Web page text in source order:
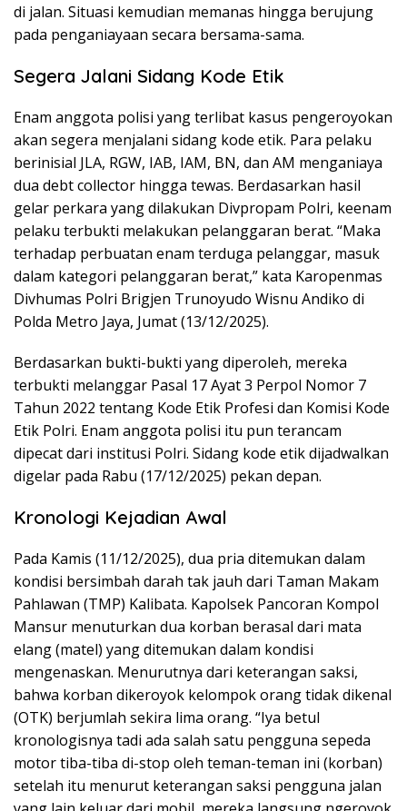
di jalan. Situasi kemudian memanas hingga berujung
pada penganiayaan secara bersama-sama.
Segera Jalani Sidang Kode Etik
Enam anggota polisi yang terlibat kasus pengeroyokan
akan segera menjalani sidang kode etik. Para pelaku
berinisial JLA, RGW, IAB, IAM, BN, dan AM menganiaya
dua debt collector hingga tewas. Berdasarkan hasil
gelar perkara yang dilakukan Divpropam Polri, keenam
pelaku terbukti melakukan pelanggaran berat. “Maka
terhadap perbuatan enam terduga pelanggar, masuk
dalam kategori pelanggaran berat,” kata Karopenmas
Divhumas Polri Brigjen Trunoyudo Wisnu Andiko di
Polda Metro Jaya, Jumat (13/12/2025).
Berdasarkan bukti-bukti yang diperoleh, mereka
terbukti melanggar Pasal 17 Ayat 3 Perpol Nomor 7
Tahun 2022 tentang Kode Etik Profesi dan Komisi Kode
Etik Polri. Enam anggota polisi itu pun terancam
dipecat dari institusi Polri. Sidang kode etik dijadwalkan
digelar pada Rabu (17/12/2025) pekan depan.
Kronologi Kejadian Awal
Pada Kamis (11/12/2025), dua pria ditemukan dalam
kondisi bersimbah darah tak jauh dari Taman Makam
Pahlawan (TMP) Kalibata. Kapolsek Pancoran Kompol
Mansur menuturkan dua korban berasal dari mata
elang (matel) yang ditemukan dalam kondisi
mengenaskan. Menurutnya dari keterangan saksi,
bahwa korban dikeroyok kelompok orang tidak dikenal
(OTK) berjumlah sekira lima orang. “Iya betul
kronologisnya tadi ada salah satu pengguna sepeda
motor tiba-tiba di-stop oleh teman-teman ini (korban)
setelah itu menurut keterangan saksi pengguna jalan